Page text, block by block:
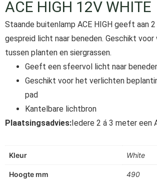
ACE HIGH 12V WHITE
Staande buitenlamp ACE HIGH geeft aan
gespreid licht naar beneden. Geschikt voor
tussen planten en siergrassen.
Geeft een sfeervol licht naar
Geschikt voor het verlichten
pad
Kantelbare lichtbron
Plaatsingsadvies:Iedere 2 á 3 meter een
Kleur White
Hoogte mm 490